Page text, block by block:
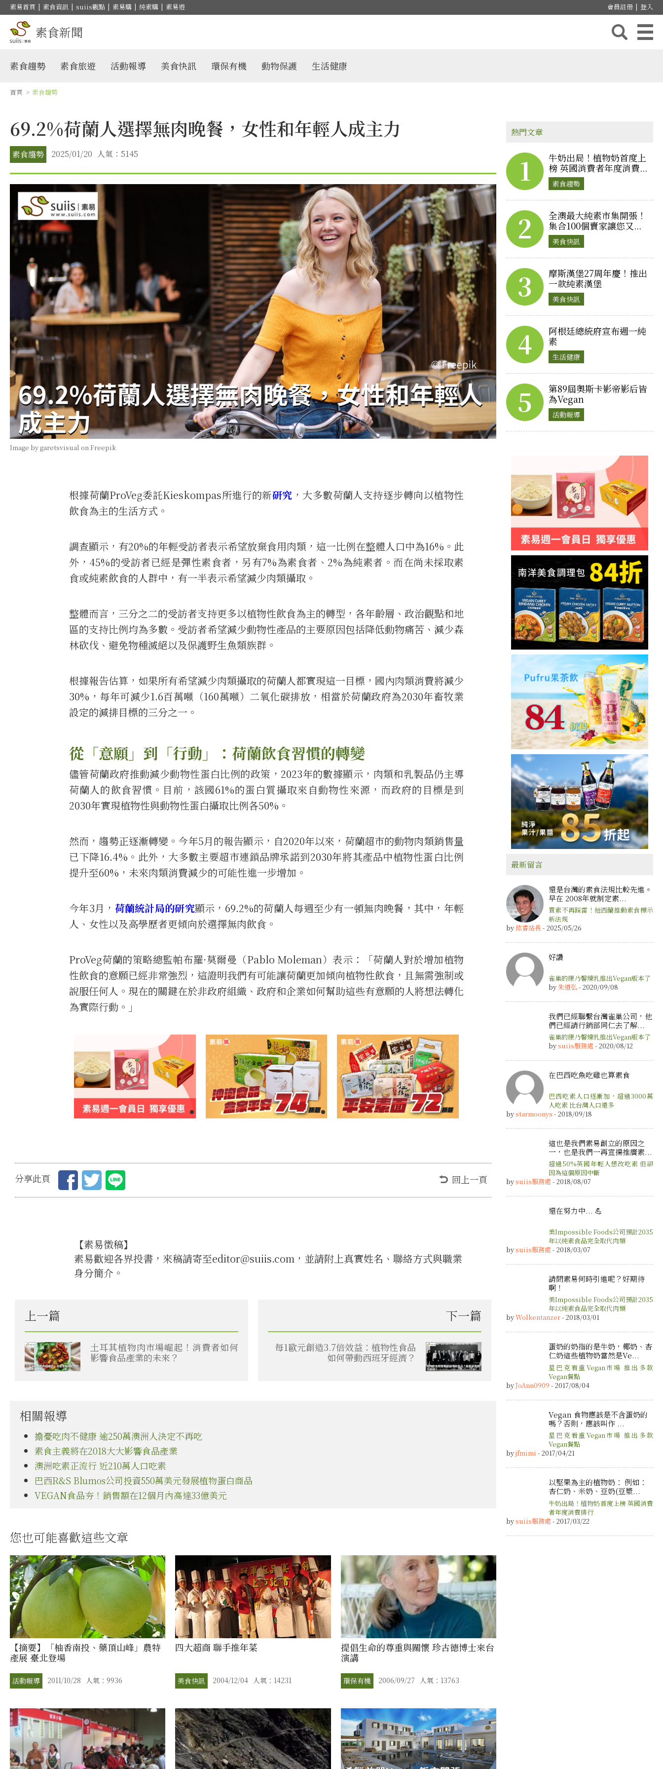
素易首頁 | 素食資訊 | suiis觀點 | 素易購 | 純素購 | 素易遊 會員註冊 | 登入
素食新聞
素食趨勢 素食旅遊 活動報導 美食快訊 環保有機 動物保護 生活健康
首頁 > 素食趨勢
69.2%荷蘭人選擇無肉晚餐，女性和年輕人成主力
素食趨勢 2025/01/20 人氣：5145
Image by garetsvisual on Freepik
根據荷蘭ProVeg委託Kieskompas所進行的新研究 ，大多數荷蘭人支持逐步轉向以植物性
飲食為主的生活方式。
調查顯示，有20%的年輕受訪者表示希望放棄食用肉類，這一比例在整體人口中為16%。此
外，45%的受訪者已經是彈性素食者，另有7%為素食者、2%為純素者。而在尚未採取素
食或純素飲食的人群中，有一半表示希望減少肉類攝取。
整體而言，三分之二的受訪者支持更多以植物性飲食為主的轉型，各年齡層、政治觀點和地
區的支持比例均為多數。受訪者希望減少動物性產品的主要原因包括降低動物痛苦、減少森
林砍伐、避免物種滅絕以及保護野生魚類族群。
根據報告估算，如果所有希望減少肉類攝取的荷蘭人都實現這一目標，國內肉類消費將減少
30%，每年可減少1.6百萬噸（160萬噸）二氧化碳排放，相當於荷蘭政府為2030年畜牧業
設定的減排目標的三分之一。
從「意願」到「行動」：荷蘭飲食習慣的轉變
儘管荷蘭政府推動減少動物性蛋白比例的政策，2023年的數據顯示，肉類和乳製品仍主導
荷蘭人的飲食習慣。目前，該國61%的蛋白質攝取來自動物性來源，而政府的目標是到
2030年實現植物性與動物性蛋白攝取比例各50%。
然而，趨勢正逐漸轉變。今年5月的報告顯示，自2020年以來，荷蘭超市的動物肉類銷售量
已下降16.4%。此外，大多數主要超市連鎖品牌承諾到2030年將其產品中植物性蛋白比例
提升至60%，未來肉類消費減少的可能性進一步增加。
今年3月， 荷蘭統計局的研究顯示，69.2%的荷蘭人每週至少有一頓無肉晚餐，其中，年輕
人、女性以及高學歷者更傾向於選擇無肉飲食。
ProVeg荷蘭的策略總監帕布羅·莫爾曼（Pablo Moleman）表示：「荷蘭人對於增加植物
性飲食的意願已經非常強烈，這證明我們有可能讓荷蘭更加傾向植物性飲食，且無需強制或
說服任何人。現在的關鍵在於非政府組織、政府和企業如何幫助這些有意願的人將想法轉化
為實際行動。」
分享此頁 回上一頁
【素易徵稿】
素易歡迎各界投書，來稿請寄至editor@suiis.com，並請附上真實姓名、聯絡方式與職業
身分簡介。
上一篇
土耳其植物肉市場崛起！消費者如何
影響食品產業的未來？
下一篇
每1歐元創造3.7倍效益：植物性食品
如何帶動西班牙經濟？
相關報導
擔憂吃肉不健康 逾250萬澳洲人決定不再吃
素食主義將在2018大大影響食品產業
澳洲吃素正流行 近210萬人口吃素
巴西R&S Blumos公司投資550萬美元發展植物蛋白商品
VEGAN食品夯！銷售額在12個月內高達33億美元
您也可能喜歡這些文章
【摘要】「柚香南投、藥頂山峰」農特
產展 臺北登場
活動報導 2011/10/28 人氣：9936
四大超商 聯手推年菜
美食快訊 2004/12/04 人氣：14231
提倡生命的尊重與關懷 珍古德博士來台
演講
環保有機 2006/09/27 人氣：13763
熱門文章
1
牛奶出局！植物奶首度上
榜 英國消費者年度消費...
素食趨勢
2
全澳最大純素市集開張！
集合100個賣家讓您又...
美食快訊
3
摩斯漢堡27周年慶！推出
一款純素漢堡
美食快訊
4
阿根廷總統府宣布週一純
素
生活健康
5
第89屆奧斯卡影帝影后皆
為Vegan
活動報導
最新留言
還是台灣的素食法規比較先進。
早在 2008年就制定素...
買素不再踩雷！紐西蘭推動素食標示
新法規
by 紘睿站長- 2025/05/26
好讚
雀巢的康乃馨煉乳推出Vegan版本了
by朱道弘- 2020/09/08
我們已經聯繫台灣雀巢公司，他
們已經請行銷部同仁去了解...
雀巢的康乃馨煉乳推出Vegan版本了
bysuiis服務處 - 2020/08/12
在巴西吃魚吃雞也算素食
巴西吃素人口逐漸加，超過3000萬
人吃素 比台灣人口還多
bystarmoonys - 2018/09/18
這也是我們素易創立的原因之
一，也是我們一再宣揚推廣素...
超過50%英國年輕人想改吃素 但卻
因為這個原因中斷
bysuiis服務處 - 2018/08/07
還在努力中... 💪
美Impossible Foods公司預計2035
年以純素食品完全取代肉類
bysuiis服務處 - 2018/03/07
請問素易何時引進呢？好期待
啊！
美Impossible Foods公司預計2035
年以純素食品完全取代肉類
byWolkentanzer- 2018/03/01
蛋奶的奶指的是牛奶，椰奶、杏
仁奶這些植物奶當然是Ve...
星巴克看重Vegan市場 推出多款
Vegan餐點
byJoAnn0909 - 2017/08/04
Vegan 食物應該是不含蛋奶的
嗎？否則，應該叫作 ...
星巴克看重Vegan市場 推出多款
Vegan餐點
byjfmimi - 2017/04/21
以堅果為主的植物奶： 例如：
杏仁奶、米奶、豆奶(豆漿...
牛奶出局！植物奶首度上榜 英國消費
者年度消費排行
bysuiis服務處 - 2017/03/22